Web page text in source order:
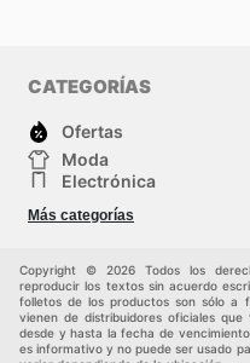
CATEGORÍAS
Ofertas
Moda
Electrónica
Deporte
Juguetes y bebés
Más categorías
Copyright © 2026 Todos los
reproducir los textos sin acuerdo
folletos de los productos son sólo a
vienen de distribuidores oficiales
desde y hasta la fecha de
es informativo y no puede ser usado